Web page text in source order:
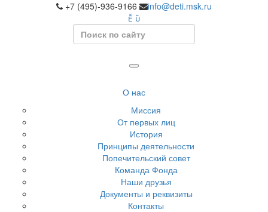
+7 (495)-936-9166 info@deti.msk.ru
Search
О нас
Миссия
От первых лиц
История
Принципы деятельности
Попечительский совет
Команда Фонда
Наши друзья
Документы и реквизиты
Контакты